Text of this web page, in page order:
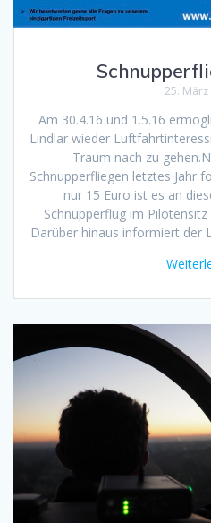
25. März
Am 30.4.16 und 1.5.16
Lindlar wieder
Traum nach zu
Schnupperfliegen letztes Jahr
nur 15 Euro ist es an
Schnupperflug im
Darüber hinaus informiert der